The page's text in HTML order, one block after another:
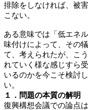
排除をしなければ、被
こない。
ある意味では「低エネ
味付けによって、その
て、考えられたが、こ
れていく様な感じすら
いるのかを今こそ検討
い。
１．問題の本質の解明
復興構想会議での論点